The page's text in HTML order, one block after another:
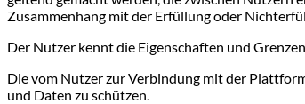
Zusammenhang mit der Erfüllung oder
Der Nutzer kennt die Eigenschaften und
Die vom Nutzer zur Verbindung mit der
und Daten zu schützen.